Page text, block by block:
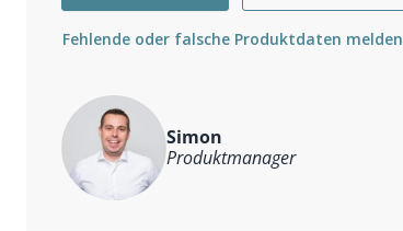
Fehlende oder falsche Produktdaten melden
Simon
Produktmanager